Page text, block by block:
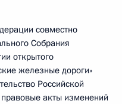
совместно
Собрания
открытого
железные дороги»
Российской
акты изменений